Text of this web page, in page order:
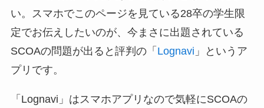
い。スマホでこのページを見ている28卒の学生限
定でお伝えしたいのが、今まさに出題されている
SCOAの問題が出ると評判の「 Lognavi 」というア
プリです。
「Lognavi」はスマホアプリなので気軽にSCOAの